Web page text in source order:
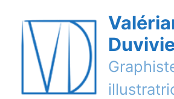
contenu